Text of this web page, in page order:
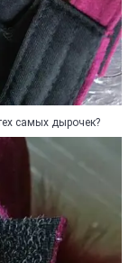
самых дырочек?